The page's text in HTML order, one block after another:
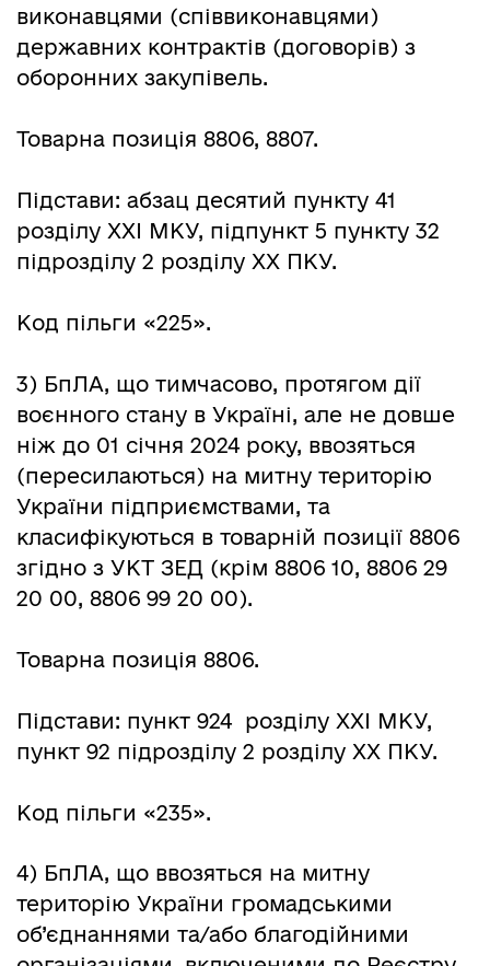
виконавцями (співвиконавцями)
державних контрактів (договорів) з
оборонних закупівель.
Товарна позиція 8806, 8807.
Підстави: абзац десятий пункту 41
розділу ХХІ МКУ, підпункт 5 пункту 32
підрозділу 2 розділу ХХ ПКУ.
Код пільги «225».
3) БпЛА, що тимчасово, протягом дії
воєнного стану в Україні, але не довше
ніж до 01 січня 2024 року, ввозяться
(пересилаються) на митну територію
України підприємствами, та
класифікуються в товарній позиції 8806
згідно з УКТ ЗЕД (крім 8806 10, 8806 29
20 00, 8806 99 20 00).
Товарна позиція 8806.
Підстави: пункт 924 розділу ХХІ МКУ,
пункт 92 підрозділу 2 розділу ХХ ПКУ.
Код пільги «235».
4) БпЛА, що ввозяться на митну
територію України громадськими
об’єднаннями та/або благодійними